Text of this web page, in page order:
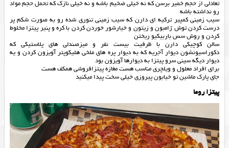
تعادلی از حجم خمیر برسن که نه خیلی ضخیم باشه و نه خیلی نازک که تحمل حجم مواد
رو نداشته باشه
سیب زمینی کمپیر ترکیه ای دارن که سیب زمینی تنوری شده رو به صورت شکم پر
درست کردن توش ژامبون و زیتون و خیارشور خوردن کردن با کره و پنیر پیتزا مخلوط
کردن و روش سس باربیکیو ریختن
سالن کوچیکی دارن با ظرفیت بیست نفر و میزصندلی های پلاستیکی که
دکوراسیونشون دیوار آجریه که به دیوار پره های ملخی هلیکوپتر آویزون کردن و یه
دیوار دیگه سینی سرو پیتزا به دیوارها آویزون بود
برای افراد معلول و ویلچری مناسب هست مغازه پیتزافروشی همکف هست
جای پارک ماشین تو خیابون پیروزی خیلی سخت پیدا میکنید
پیتزا روما